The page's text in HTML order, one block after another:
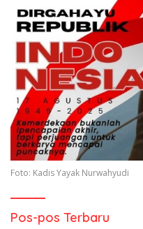
Foto: Kadis Yayak Nurwahyudi
Pos-pos Terbaru